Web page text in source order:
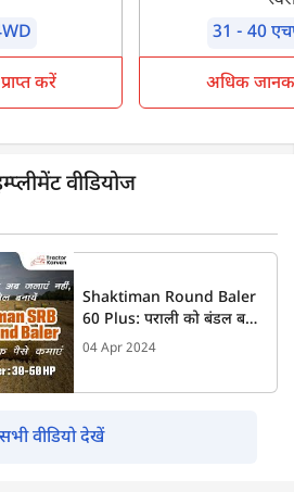
करें
31 - 40
अधिक
वीडियोज
Shaktiman Round Baler
60 Plus: पराली को बंडल बनाने
वाली मशीन। |Full Review
04 Apr 2024
सभी वीडियो देखें